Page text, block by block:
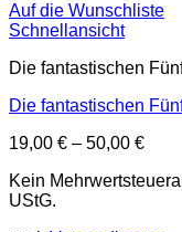
Auf die Wunschliste
Schnellansicht
Die fantastischen
Die fantastischen
19,00 € – 50,00 €
Kein
UStG.